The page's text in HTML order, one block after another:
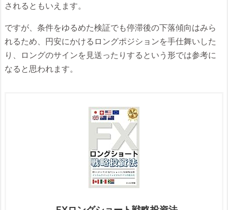
されるともいえます。
ですが、条件をゆるめた検証でも停滞後の下落傾向はみら
れるため、円安にかけるロングポジションを手仕舞いした
り、ロングのサインを見送ったりするという形では参考に
なると思われます。